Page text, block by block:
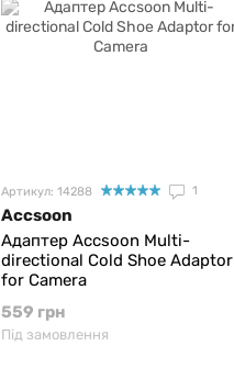
Артикул: 14288 1
Accsoon
Адаптер Accsoon Multi-
directional Cold Shoe Adaptor
for Camera
559 грн
Під замовлення